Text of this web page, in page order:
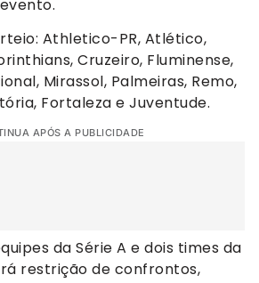
Athletico-PR, Atlético,
Cruzeiro, Fluminense,
Mirassol, Palmeiras, Remo,
Fortaleza e Juventude.
APÓS A PUBLICIDADE
da Série A e dois times da
restrição de confrontos,